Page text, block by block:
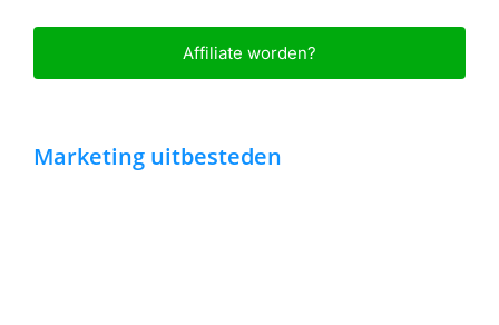
Affiliate worden?
Marketing uitbesteden